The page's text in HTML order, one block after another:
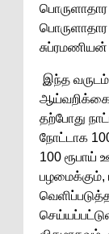
சுப்ரமணியன்
இந்த
ஆய்வறிக்கை
தற்போது
நோட்டாக 100
100 ரூபாய்
பழமைக்கும்,